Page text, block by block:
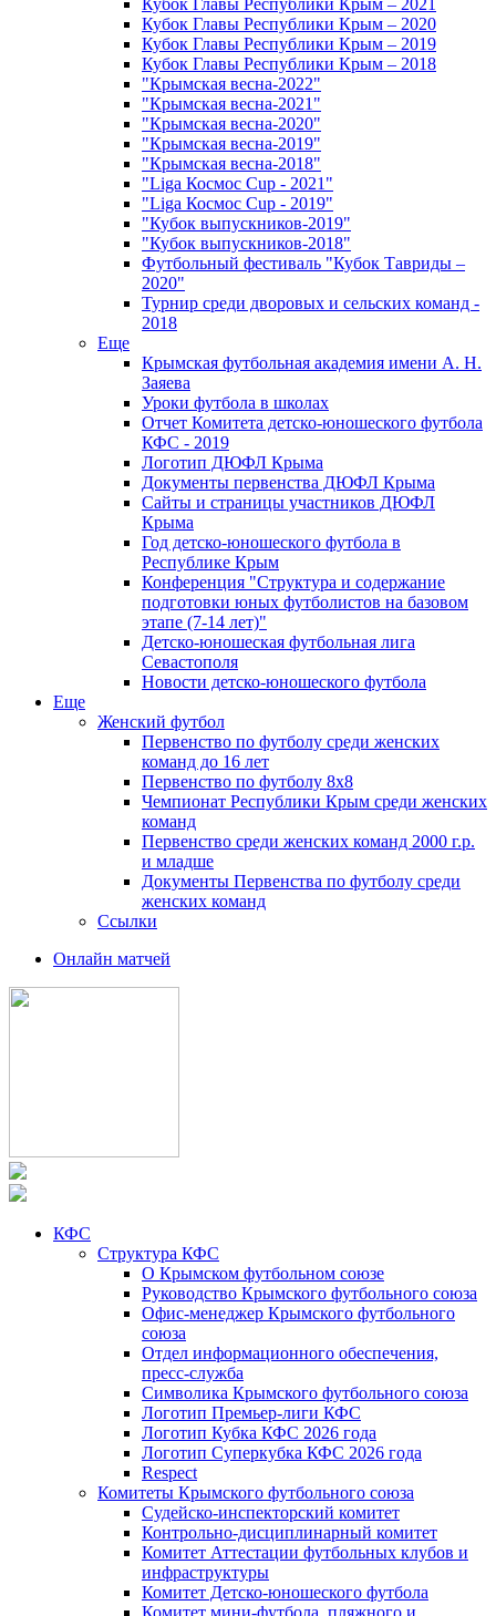
Кубок Главы Республики Крым – 2021
Кубок Главы Республики Крым – 2020
Кубок Главы Республики Крым – 2019
Кубок Главы Республики Крым – 2018
"Крымская весна-2022"
"Крымская весна-2021"
"Крымская весна-2020"
"Крымская весна-2019"
"Крымская весна-2018"
"Liga Космос Cup - 2021"
"Liga Космос Cup - 2019"
"Кубок выпускников-2019"
"Кубок выпускников-2018"
Футбольный фестиваль "Кубок Тавриды –
2020"
Турнир среди дворовых и сельских команд -
2018
Еще
Крымская футбольная академия имени А. Н.
Заяева
Уроки футбола в школах
Отчет Комитета детско-юношеского футбола
КФС - 2019
Логотип ДЮФЛ Крыма
Документы первенства ДЮФЛ Крыма
Сайты и страницы участников ДЮФЛ
Крыма
Год детско-юношеского футбола в
Республике Крым
Конференция "Структура и содержание
подготовки юных футболистов на базовом
этапе (7-14 лет)"
Детско-юношеская футбольная лига
Севастополя
Новости детско-юношеского футбола
Еще
Женский футбол
Первенство по футболу среди женских
команд до 16 лет
Первенство по футболу 8х8
Чемпионат Республики Крым среди женских
команд
Первенство среди женских команд 2000 г.р.
и младше
Документы Первенства по футболу среди
женских команд
Ссылки
Онлайн матчей
КФС
Структура КФС
О Крымском футбольном союзе
Руководство Крымского футбольного союза
Офис-менеджер Крымского футбольного
союза
Отдел информационного обеспечения,
пресс-служба
Символика Крымского футбольного союза
Логотип Премьер-лиги КФС
Логотип Кубка КФС 2026 года
Логотип Суперкубка КФС 2026 года
Respect
Комитеты Крымского футбольного союза
Судейско-инспекторский комитет
Контрольно-дисциплинарный комитет
Комитет Аттестации футбольных клубов и
инфраструктуры
Комитет Детско-юношеского футбола
Комитет мини-футбола, пляжного и